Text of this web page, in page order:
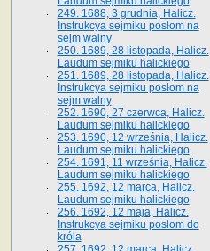
249. 1688, 3 grudnia, Halicz.
Instrukcya sejmiku posłom na
sejm walny
250. 1689, 28 listopada, Halicz.
Laudum sejmiku halickiego
251. 1689, 28 listopada, Halicz.
Instrukcya sejmiku posłom na
sejm walny
252. 1690, 27 czerwca, Halicz.
Laudum sejmiku halickiego
253. 1690, 12 września, Halicz.
Laudum sejmiku halickiego
254. 1691, 11 września, Halicz.
Laudum sejmiku halickiego
255. 1692, 12 marca, Halicz.
Laudum sejmiku halickiego
256. 1692, 12 maja, Halicz.
Instrukcya sejmiku posłom do
króla